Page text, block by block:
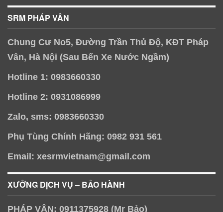
SRM PHÁP VÂN
Chung Cư No5, Đường Trần Thủ Độ, KĐT Pháp
Vân, Hà Nội (Sau Bến Xe Nước Ngầm)
Hotline 1: 0983660330
Hotline 2: 0931086999
Zalo, sms: 0983660330
Phụ Tùng Chính Hãng: 0982 931 561
Email: xesrmvietnam@gmail.com
XƯỞNG DỊCH VỤ – BẢO HÀNH
PHÁP VÂN: 0911375928 (Mr Bảo)